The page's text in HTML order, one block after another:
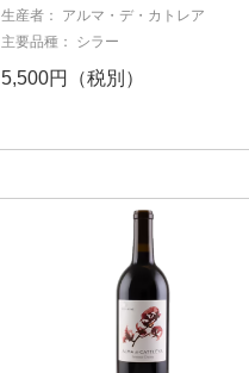
生産者： アルマ・デ・カトレア
主要品種： シラー
5,500円（税別）